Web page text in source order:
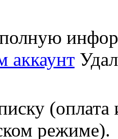
аккаунт
режиме).